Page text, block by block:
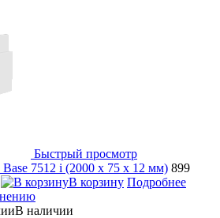
Быстрый просмотр
7512 i (2000 х 75 х 12 мм) 899
В корзину Подробнее
В наличии